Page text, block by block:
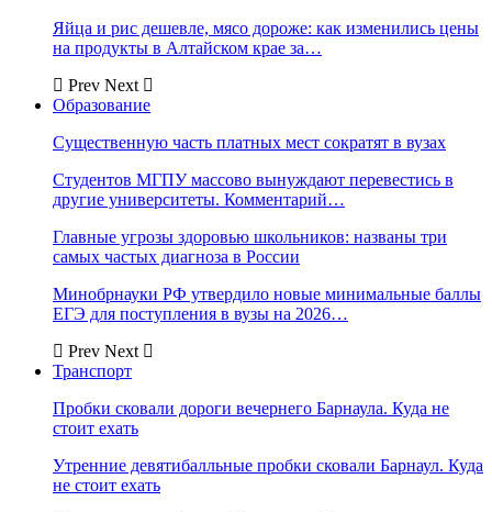
Яйца и рис дешевле, мясо дороже: как изменились цены
на продукты в Алтайском крае за…
Prev Next
Образование
Существенную часть платных мест сократят в вузах
Студентов МГПУ массово вынуждают перевестись в
другие университеты. Комментарий…
Главные угрозы здоровью школьников: названы три
самых частых диагноза в России
Минобрнауки РФ утвердило новые минимальные баллы
ЕГЭ для поступления в вузы на 2026…
Prev Next
Транспорт
Пробки сковали дороги вечернего Барнаула. Куда не
стоит ехать
Утренние девятибалльные пробки сковали Барнаул. Куда
не стоит ехать